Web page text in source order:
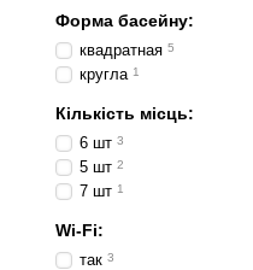
Форма басейну:
квадратная 5
кругла 1
Кількість місць:
6 шт 3
5 шт 2
7 шт 1
Wi-Fi:
так 3